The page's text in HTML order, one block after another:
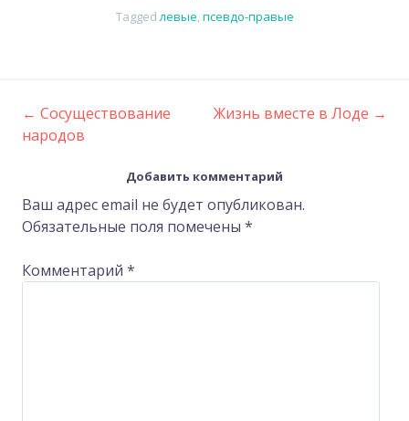
Taggedлевые,псевдо-правые
Post
navigation
← Сосуществование
народов
Жизнь вместе в Лоде →
Добавить комментарий
Ваш адрес email не будет опубликован.
Обязательные поля помечены *
Комментарий *